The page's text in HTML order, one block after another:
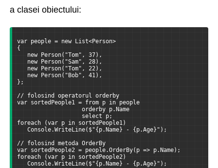
a clasei obiectului:
var people = new List<Person>
{
new Person("Tom", 37),
new Person("Sam", 28),
new Person("Tom", 22),
new Person("Bob", 41),
};
// folosind operatorul orderby
var sortedPeople1 = from p in people
orderby p.Name
select p;
foreach (var p in sortedPeople1)
Console.WriteLine($"{p.Name} - {p.Age}");
// folosind metoda OrderBy
var sortedPeople2 = people.OrderBy(p => p.Name);
foreach (var p in sortedPeople2)
Console.WriteLine($"{p.Name} - {p.Age}");